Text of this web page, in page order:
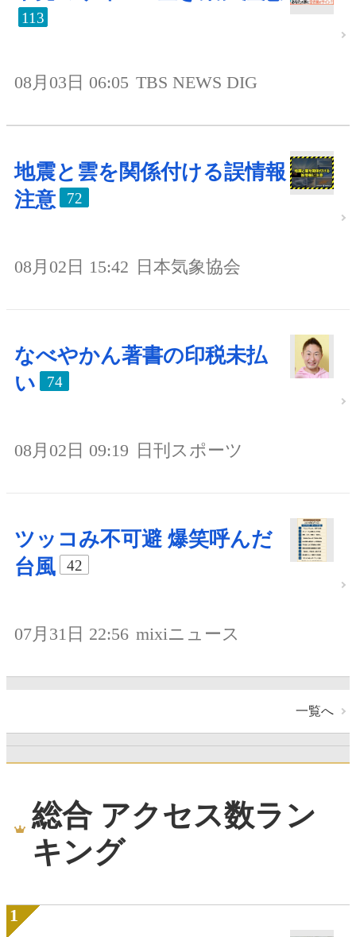
113
08月03日 06:05 TBS NEWS DIG
地震と雲を関係付ける誤情報
注意
72
08月02日 15:42 日本気象協会
なべやかん著書の印税未払
い
74
08月02日 09:19 日刊スポーツ
ツッコみ不可避 爆笑呼んだ
台風
42
07月31日 22:56 mixiニュース
一覧へ
総合 アクセス数ラン
キング